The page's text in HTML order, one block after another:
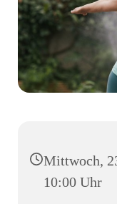
Mittwoch,
10:00 Uhr